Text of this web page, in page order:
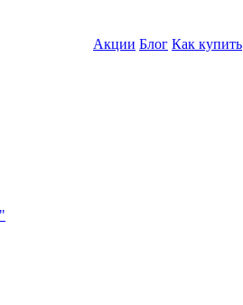
Акции Блог Как купить